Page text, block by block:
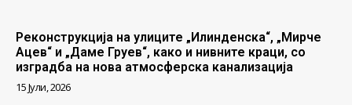
Реконструкција на улиците „Илинденска“, „Мирче
Ацев“ и „Даме Груев“, како и нивните краци, со
изградба на нова атмосферска канализација
15 Јули, 2026